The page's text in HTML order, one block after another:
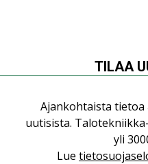
LEHDEN ARTIKKELIT ,
KATSO KAIKKI
TILAA
Ajankohtaista tietoa
uutisista.
yli
Lue